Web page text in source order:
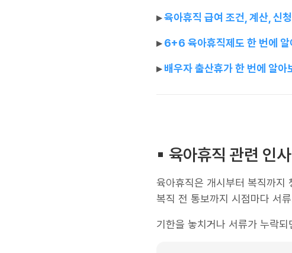
▸육아휴직 급여 조건, 계산, 신
▸6+6 육아휴직제도 한 번에
▸배우자 출산휴가 한 번에 알아
▪︎ 육아휴직 관련 인
육아휴직은 개시부터 복직까지
복직 전 통보까지 시점마다 서
기한을 놓치거나 서류가 누락